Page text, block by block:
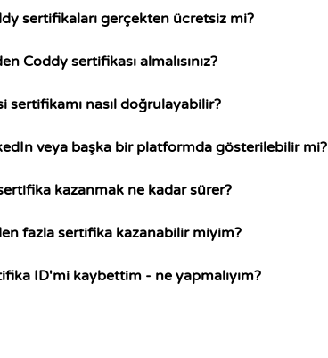
sertifikaları gerçekten ücretsiz mi?
Coddy sertifikası almalısınız?
sertifikamı nasıl doğrulayabilir?
veya başka bir platformda gösterilebilir mi?
kazanmak ne kadar sürer?
fazla sertifika kazanabilir miyim?
ID'mi kaybettim - ne yapmalıyım?